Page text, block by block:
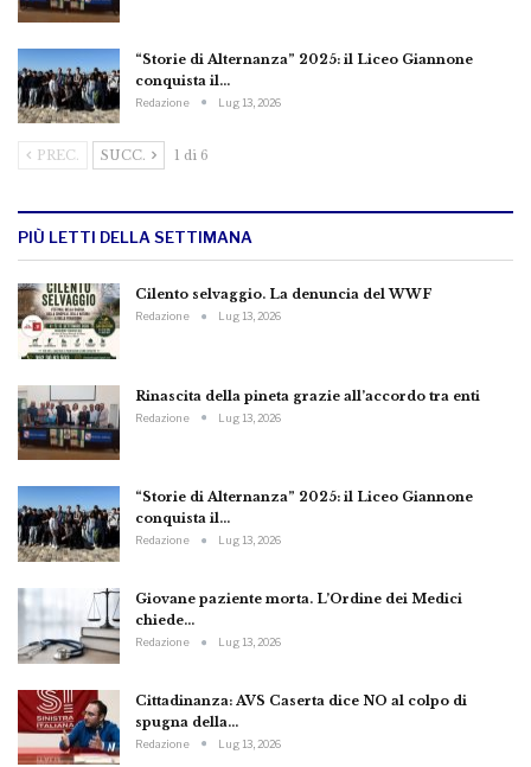
“Storie di Alternanza” 2025: il Liceo Giannone
conquista il…
Redazione Lug 13, 2026
PREC. SUCC. 1 di 6
PIÙ LETTI DELLA SETTIMANA
Cilento selvaggio. La denuncia del WWF
Redazione Lug 13, 2026
Rinascita della pineta grazie all’accordo tra enti
Redazione Lug 13, 2026
“Storie di Alternanza” 2025: il Liceo Giannone
conquista il…
Redazione Lug 13, 2026
Giovane paziente morta. L’Ordine dei Medici
chiede…
Redazione Lug 13, 2026
Cittadinanza: AVS Caserta dice NO al colpo di
spugna della…
Redazione Lug 13, 2026